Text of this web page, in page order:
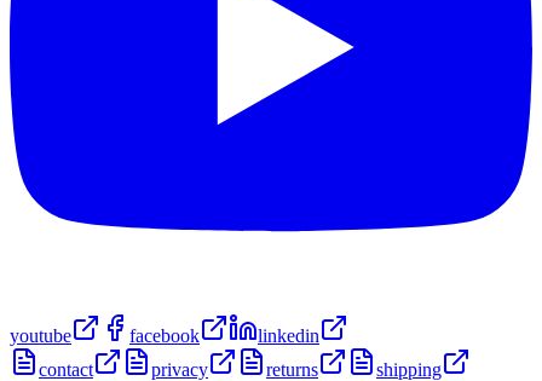
youtube facebook
linkedin
contact
privacy returns shipping